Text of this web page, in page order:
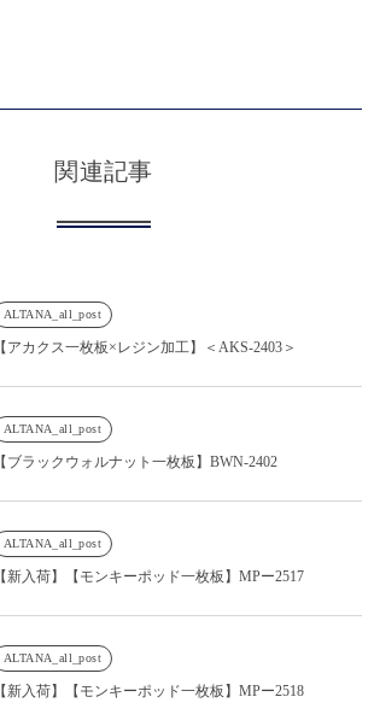
関連記事
ALTANA_all_post
【アカクス一枚板×レジン加工】＜AKS-2403＞
ALTANA_all_post
【ブラックウォルナット一枚板】BWN-2402
ALTANA_all_post
【新入荷】【モンキーポッド一枚板】MPー2517
ALTANA_all_post
【新入荷】【モンキーポッド一枚板】MPー2518